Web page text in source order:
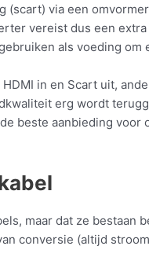
(scart) via een
vereist dus een
als voeding om
in en Scart uit,
erg wordt
beste aanbieding voor
maar dat ze bestaan
conversie (altijd